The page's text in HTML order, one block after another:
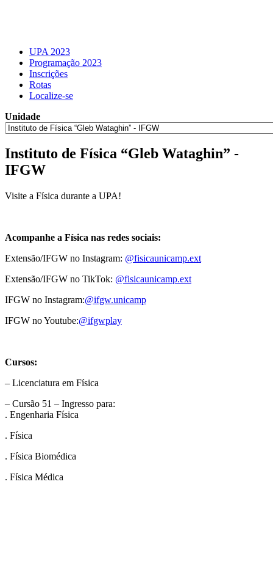
UPA 2023
Programação 2023
Inscrições
Rotas
Localize-se
Unidade
Instituto de Física “Gleb Wataghin” -
IFGW
Visite a Física durante a UPA!
Acompanhe a Física nas redes sociais:
Extensão/IFGW no Instagram: @fisicaunicamp.ext
Extensão/IFGW no TikTok: @fisicaunicamp.ext
IFGW no Instagram:@ifgw.unicamp
IFGW no Youtube:@ifgwplay
Cursos:
– Licenciatura em Física
– Cursão 51 – Ingresso para:
. Engenharia Física
. Física
. Física Biomédica
. Física Médica